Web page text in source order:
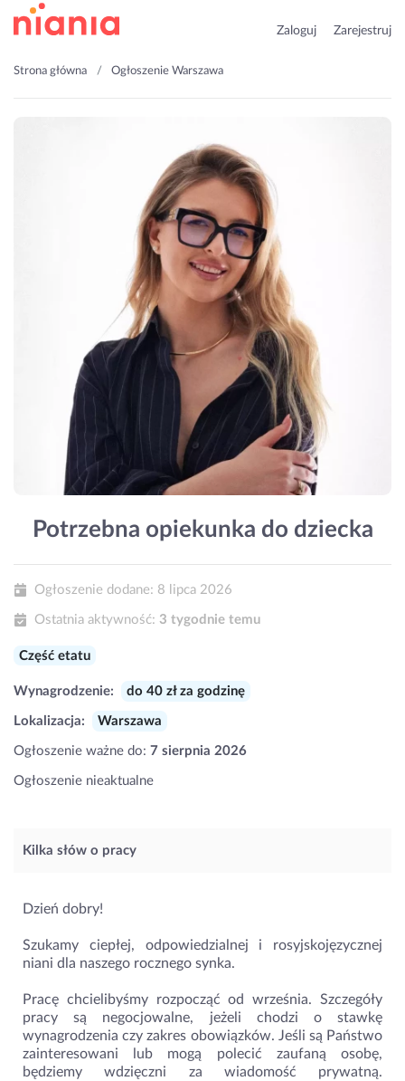
Zaloguj Zarejestruj
Strona główna Ogłoszenie Warszawa
Potrzebna opiekunka do dziecka
Ogłoszenie dodane: 8 lipca 2026
Ostatnia aktywność: 3 tygodnie temu
Część etatu
Wynagrodzenie: do 40 zł za godzinę
Lokalizacja: Warszawa
Ogłoszenie ważne do: 7 sierpnia 2026
Ogłoszenie nieaktualne
Kilka słów o pracy
Dzień dobry!
Szukamy ciepłej, odpowiedzialnej i rosyjskojęzycznej
niani dla naszego rocznego synka.
Pracę chcielibyśmy rozpocząć od września. Szczegóły
pracy są negocjowalne, jeżeli chodzi o stawkę
wynagrodzenia czy zakres obowiązków. Jeśli są Państwo
zainteresowani lub mogą polecić zaufaną osobę,
będziemy wdzięczni za wiadomość prywatną.